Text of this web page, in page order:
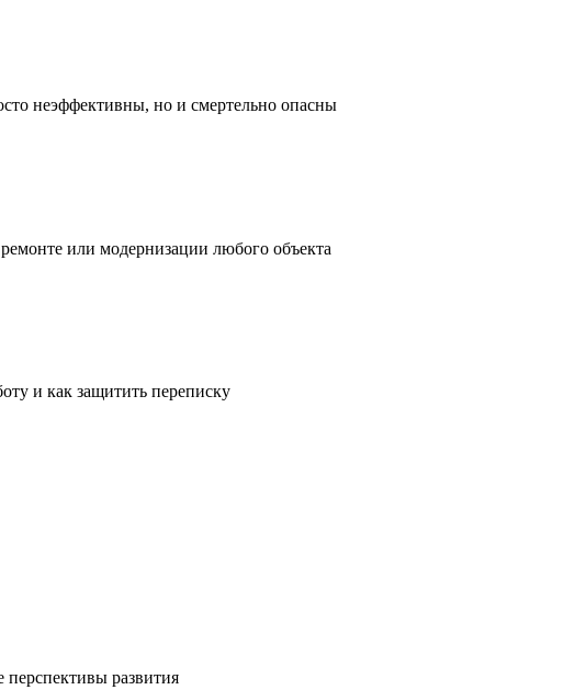
неэффективны, но и смертельно опасны
или модернизации любого объекта
и как защитить переписку
развития